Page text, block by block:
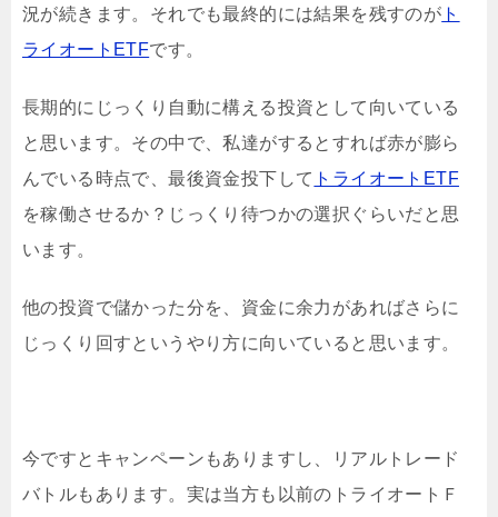
況が続きます。それでも最終的には結果を残すのが ト
ライオートETFです。
長期的にじっくり自動に構える投資として向いている
と思います。その中で、私達がするとすれば赤が膨ら
んでいる時点で、最後資金投下して トライオートETF
を稼働させるか？じっくり待つかの選択ぐらいだと思
います。
他の投資で儲かった分を、資金に余力があればさらに
じっくり回すというやり方に向いていると思います。
今ですとキャンペーンもありますし、リアルトレード
バトルもあります。実は当方も以前のトライオートＦ